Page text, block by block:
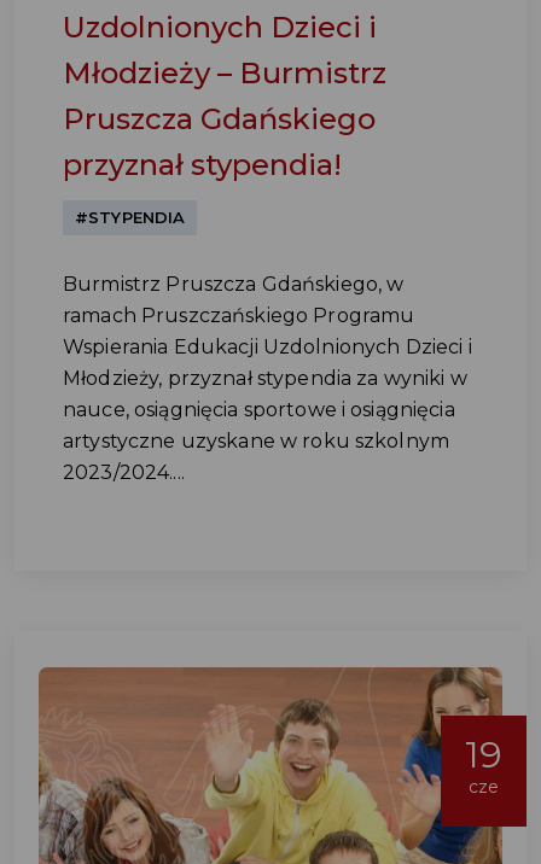
Uzdolnionych Dzieci i
Młodzieży – Burmistrz
Pruszcza Gdańskiego
przyznał stypendia!
#STYPENDIA
Burmistrz Pruszcza Gdańskiego, w
ramach Pruszczańskiego Programu
Wspierania Edukacji Uzdolnionych Dzieci i
Młodzieży, przyznał stypendia za wyniki w
nauce, osiągnięcia sportowe i osiągnięcia
artystyczne uzyskane w roku szkolnym
2023/2024....
19
cze